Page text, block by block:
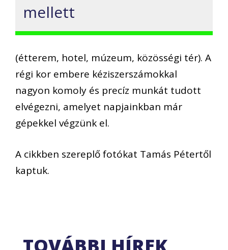
mellett
(étterem, hotel, múzeum, közösségi tér). A
régi kor embere kéziszerszámokkal
nagyon komoly és precíz munkát tudott
elvégezni, amelyet napjainkban már
gépekkel végzünk el.
A cikkben szereplő fotókat Tamás Pétertől
kaptuk.